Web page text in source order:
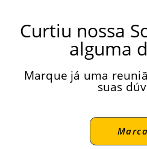
Curtiu nossa
alguma
Marque já uma
suas